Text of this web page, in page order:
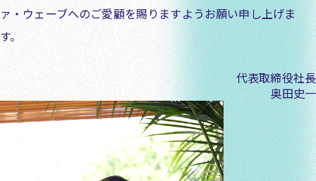
ァ・ウェーブへのご愛顧を賜りますようお願い申し上げま
す。
代表取締役社長
奥田史一